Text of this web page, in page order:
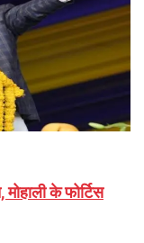
के फोर्टिस